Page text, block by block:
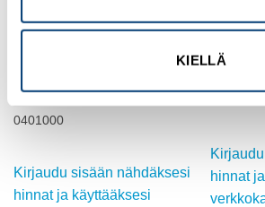
KIELLÄ
0401000
Kirjaudu sisään nähdäksesi
hinnat ja käyttääksesi
MUUT
3-PHASE
hinnat